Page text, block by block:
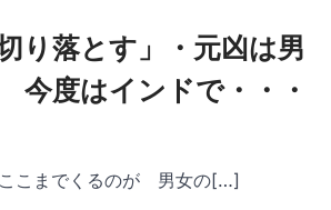
り落とす」・元凶は男
度はインドで・・・
こまでくるのが 男女の[…]